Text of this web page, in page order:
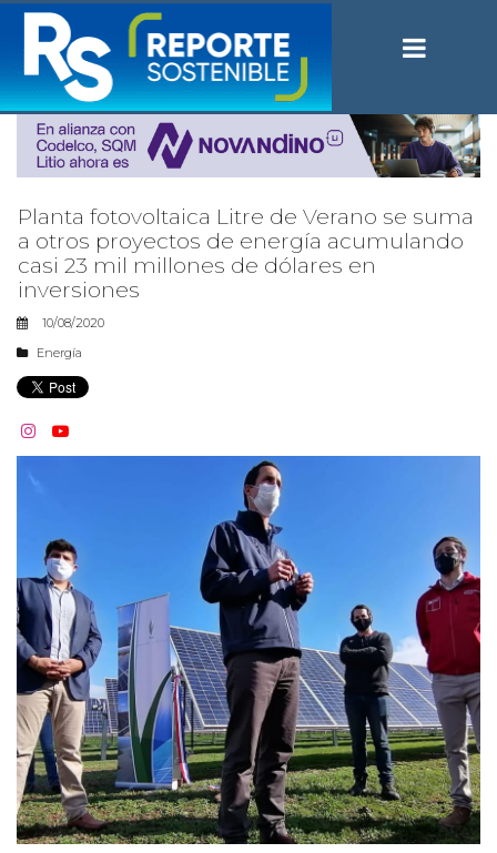
Planta fotovoltaica Litre de Verano se suma
a otros proyectos de energía acumulando
casi 23 mil millones de dólares en
inversiones
10/08/2020
Energía
 